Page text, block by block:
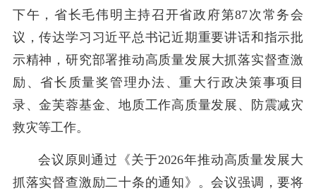
下午 ，省长毛伟明 主持召开省政府第87次 常务会
议，传达学习 习近平总书记近期重要讲话和指示批
示精神 ，研究部署推动高质量发展大抓落实督查激
励、省长质量奖管理办法、重大行政决策事项目
录、金芙蓉基金、地质工作高质量发展、防震减灾
救灾等工作。
会议原则通过 《关于2026年推动高质量发展大
抓落实督查激励二十条的通知》
。会议强调，要将